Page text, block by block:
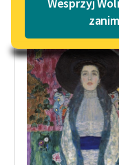
Lektury szkolne i
literatury do
uczennic i uczniów z
E-kolekcja lektur
szkolnych i literatury
słuchania dla uczennic